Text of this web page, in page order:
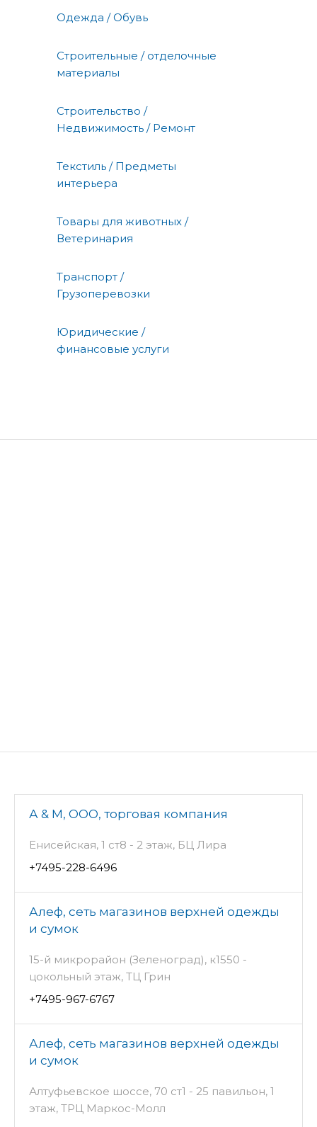
Одежда / Обувь
Строительные / отделочные
материалы
Строительство /
Недвижимость / Ремонт
Текстиль / Предметы
интерьера
Товары для животных /
Ветеринария
Транспорт /
Грузоперевозки
Юридические /
финансовые услуги
А & М, ООО, торговая компания
Енисейская, 1 ст8 - 2 этаж, БЦ Лира
+7495-228-6496
Алеф, сеть магазинов верхней одежды
и сумок
15-й микрорайон (Зеленоград), к1550 -
цокольный этаж, ТЦ Грин
+7495-967-6767
Алеф, сеть магазинов верхней одежды
и сумок
Алтуфьевское шоссе, 70 ст1 - 25 павильон, 1
этаж, ТРЦ Маркос-Молл